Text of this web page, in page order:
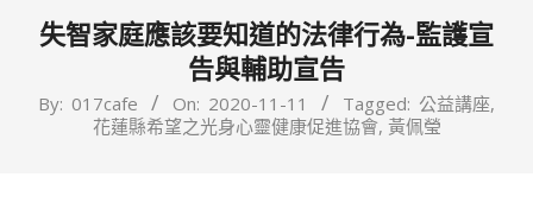
與
一
Menu失智家庭應該要知道的法律行為-監護宣
告與輔助宣告
By: 017cafe On: 2020-11-11 Tagged: 公益講座,
花蓮縣希望之光身心靈健康促進協會, 黃佩瑩